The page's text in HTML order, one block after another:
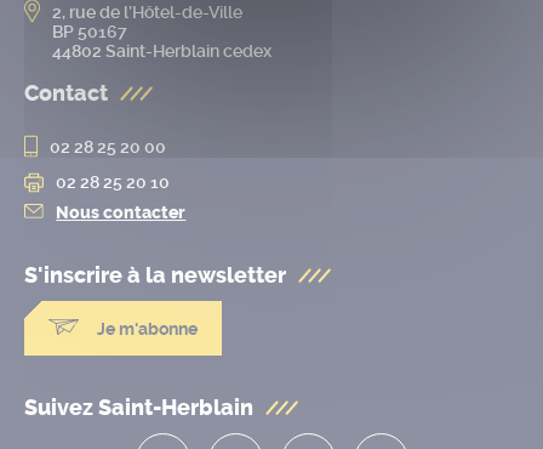
2, rue de l’Hôtel-de-Ville
BP 50167
44802 Saint-Herblain cedex
Contact
02 28 25 20 00
02 28 25 20 10
Nous contacter
S'inscrire à la newsletter
Je m'abonne
Suivez Saint-Herblain